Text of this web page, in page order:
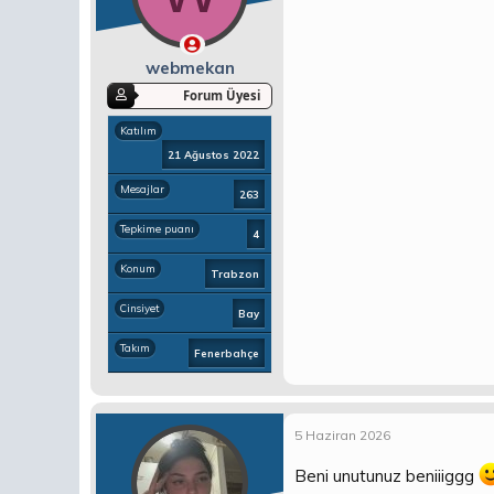
webmekan
Forum Üyesi
Katılım
21 Ağustos 2022
Mesajlar 263
Tepkime puanı 4
Konum Trabzon
Cinsiyet Bay
Takım Fenerbahçe
5 Haziran 2026
Beni unutunuz beniiiggg